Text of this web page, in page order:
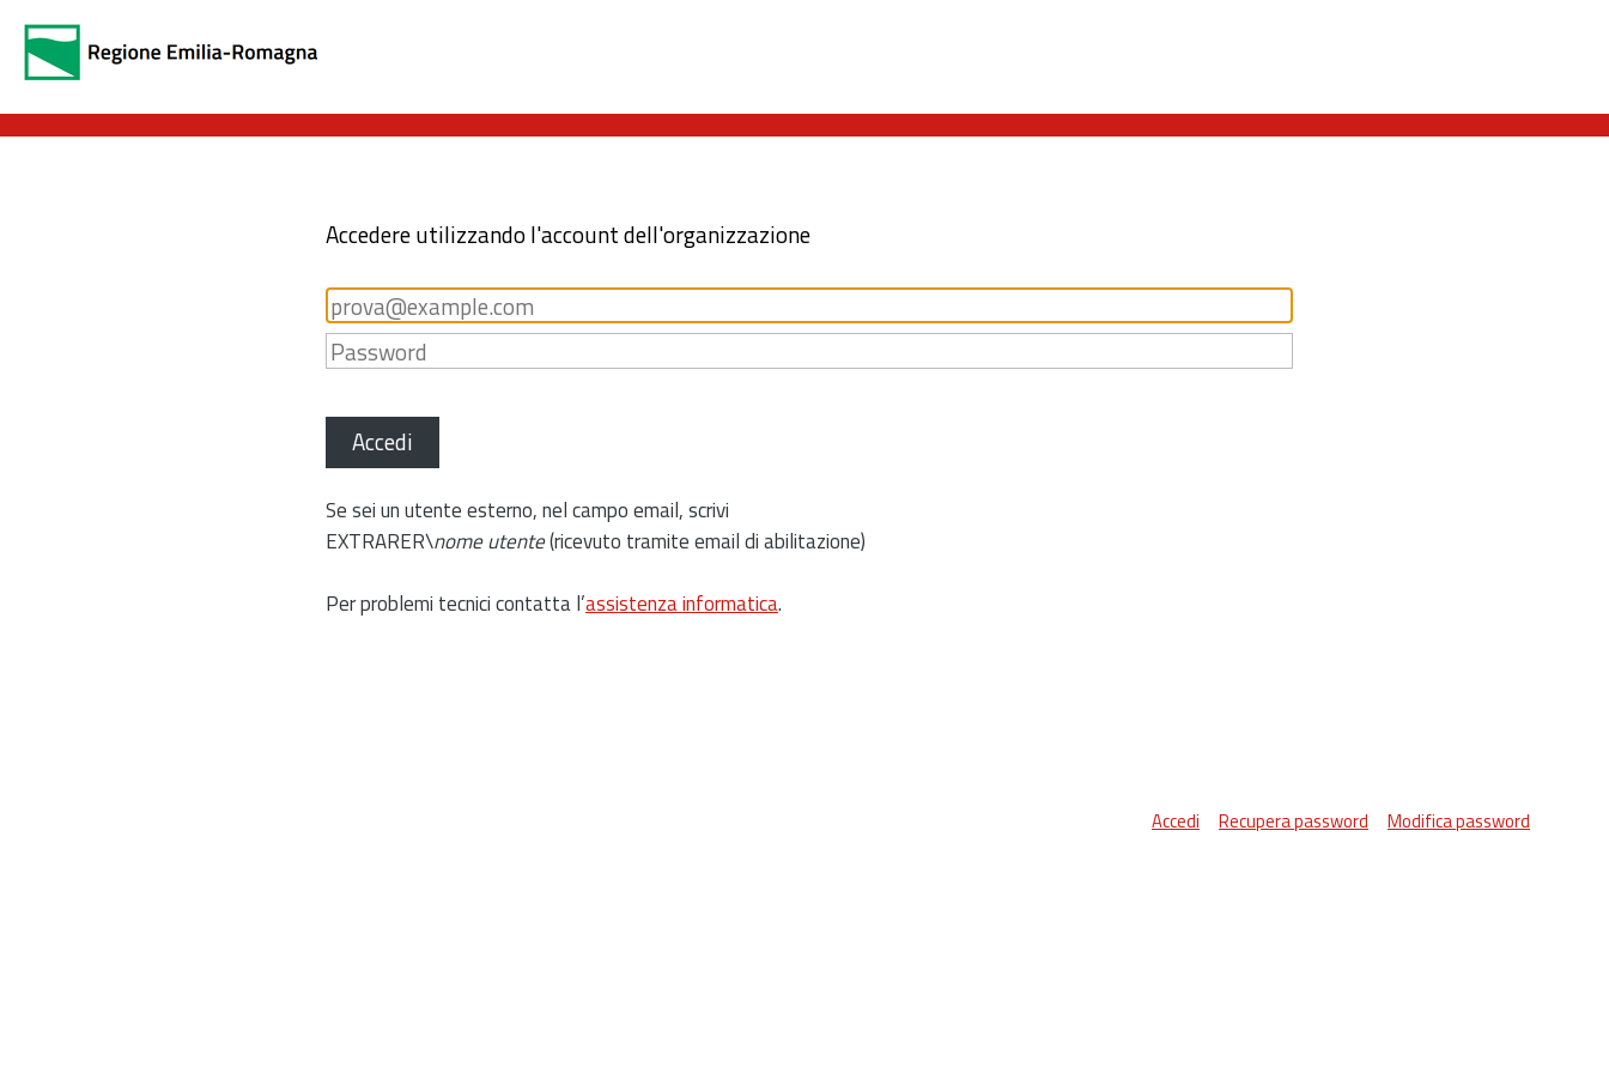
Accedere utilizzando l'account dell'organizzazione
Accedi
Se sei un utente esterno, nel campo email, scrivi
EXTRARER\nome utente(ricevuto tramite email di abilitazione)
Per problemi tecnici contatta l’assistenza informatica.
Accedi Recupera password Modifica password